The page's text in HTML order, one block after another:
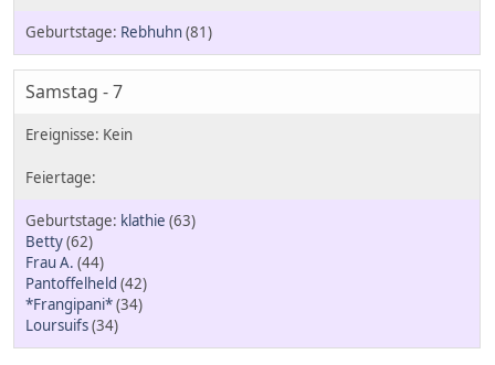
Rebhuhn(81)
Samstag - 7
klathie (63)
Betty(62)
Frau A. (44)
Pantoffelheld (42)
*Frangipani*(34)
Loursuifs(34)